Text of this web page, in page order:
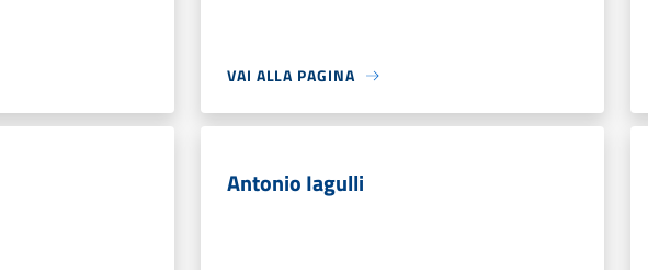
VAI ALLA PAGINA
Antonio Iagulli